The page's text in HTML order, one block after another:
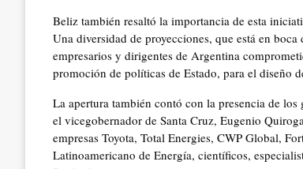
Beliz también resaltó la importancia de esta
Una diversidad de proyecciones, que está en
empresarios y dirigentes de Argentina
promoción de políticas de Estado, para el diseño
La apertura también contó con la presencia de
el vicegobernador de Santa Cruz, Eugenio
empresas Toyota, Total Energies, CWP Global,
Latinoamericano de Energía, científicos,